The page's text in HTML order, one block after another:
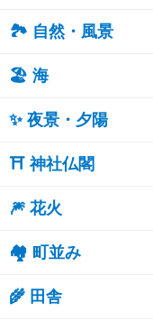
🏞️ 自然・風景
🏖 海
✨ 夜景・夕陽
⛩ 神社仏閣
🎆 花火
🏘 町並み
🌾 田舎